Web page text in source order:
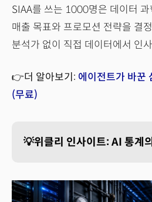
SIAA를 쓰는 1000명은 데이터 과
매출 목표와 프로모션 전략을 결
분석가 없이 직접 데이터에서 인
👉더 알아보기: 에이전트가 바꾼
(무료)
💡위클리 인사이트: AI 통계